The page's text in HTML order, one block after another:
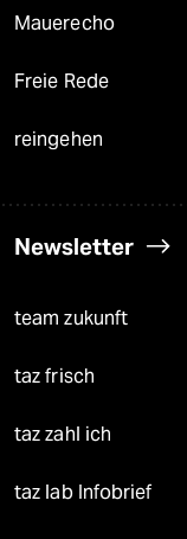
Mauerecho
Freie Rede
reingehen
Newsletter
team zukunft
taz frisch
taz zahl ich
taz lab Infobrief